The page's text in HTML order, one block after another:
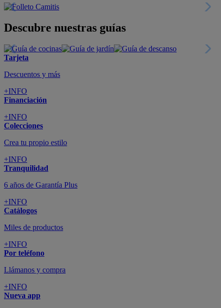
Descubre nuestras guías
Tarjeta
Descuentos y más
+INFO
Financiación
+INFO
Colecciones
Crea tu propio estilo
+INFO
Tranquilidad
6 años de Garantía Plus
+INFO
Catálogos
Miles de productos
+INFO
Por teléfono
Llámanos y compra
+INFO
Nueva app